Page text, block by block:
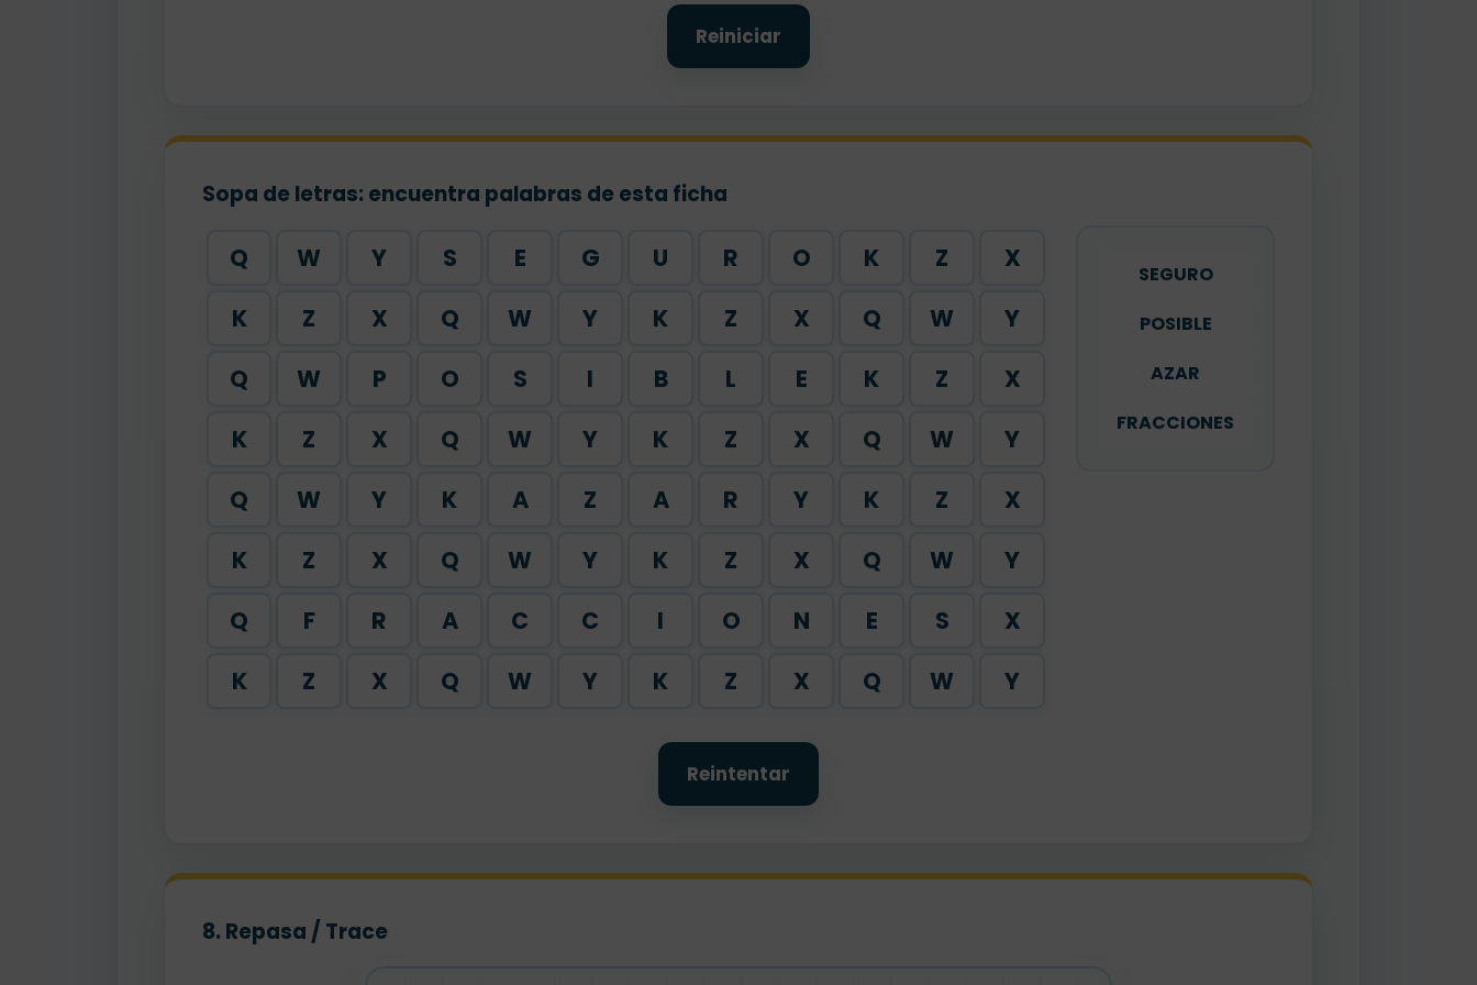
Reiniciar
Sopa de letras: encuentra palabras de esta ficha
Q W Y S E G U R O K Z
X
K
Z X Q W Y K Z X Q W
Y
Q
W P O S I B L E K Z
X
K
Z X Q W Y K Z X Q W
Y
Q
W Y K A Z A R Y K Z
X
K
Z X Q W Y K Z X Q W
Y
Q
F R A C C I O N E S
X
K
Z X Q W Y K Z X Q W Y
SEGURO
POSIBLE
AZAR
FRACCIONES
Reintentar
8. Repasa / Trace